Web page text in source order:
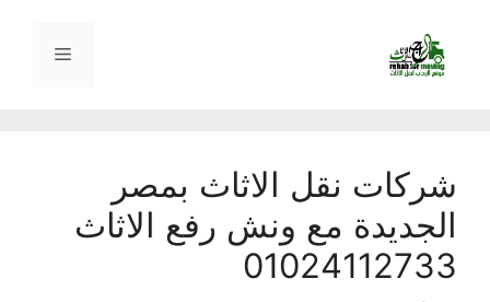
المحتوى
القائمة
شركات نقل الاثاث بمصر
الجديدة مع ونش رفع الاثاث
01024112733